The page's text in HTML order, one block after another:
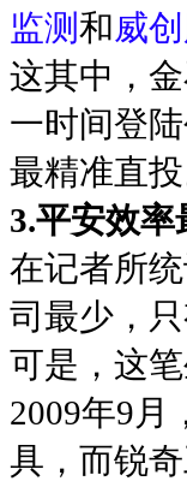
监测和威
这其中，
一时间登
最精准直投
3.平安效率
在记者所
司最少，
可是，这
2009年9月
具，而锐